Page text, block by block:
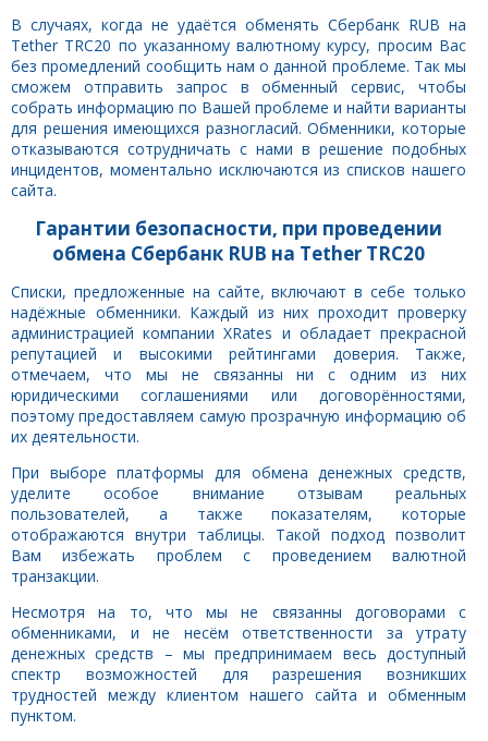
В случаях, когда не удаётся обменять Сбербанк RUB на
Tether TRC20 по указанному валютному курсу, просим Вас
без промедлений сообщить нам о данной проблеме. Так мы
сможем отправить запрос в обменный сервис, чтобы
собрать информацию по Вашей проблеме и найти варианты
для решения имеющихся разногласий. Обменники, которые
отказываются сотрудничать с нами в решение подобных
инцидентов, моментально исключаются из списков нашего
сайта.
Гарантии безопасности, при проведении
обмена Сбербанк RUB на Tether TRC20
Списки, предложенные на сайте, включают в себе только
надёжные обменники. Каждый из них проходит проверку
администрацией компании XRates и обладает прекрасной
репутацией и высокими рейтингами доверия. Также,
отмечаем, что мы не связанны ни с одним из них
юридическими соглашениями или договорённостями,
поэтому предоставляем самую прозрачную информацию об
их деятельности.
При выборе платформы для обмена денежных средств,
уделите особое внимание отзывам реальных
пользователей, а также показателям, которые
отображаются внутри таблицы. Такой подход позволит
Вам избежать проблем с проведением валютной
транзакции.
Несмотря на то, что мы не связанны договорами с
обменниками, и не несём ответственности за утрату
денежных средств – мы предпринимаем весь доступный
спектр возможностей для разрешения возникших
трудностей между клиентом нашего сайта и обменным
пунктом.